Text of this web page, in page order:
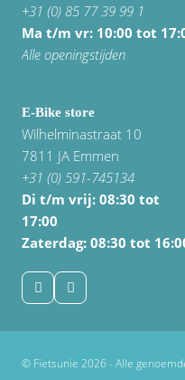
+31 (0) 85 77 39 99 1
Ma t/m vr: 10:00 tot
Alle openingstijden
E-Bike store
Wilhelminastraat 10
7811 JA Emmen
+31 (0) 591-745134
Di t/m vrij: 08:30 tot
17:00
Zaterdag: 08:30 tot
© Fietsunie 2026 - Alle